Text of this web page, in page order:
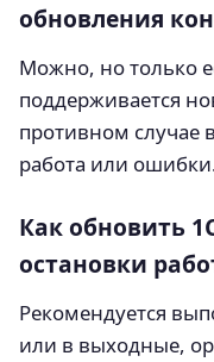
обновления
Можно, но только
поддерживается
противном случае
работа или
Как обновить
остановки
Рекомендуется
или в выходные,